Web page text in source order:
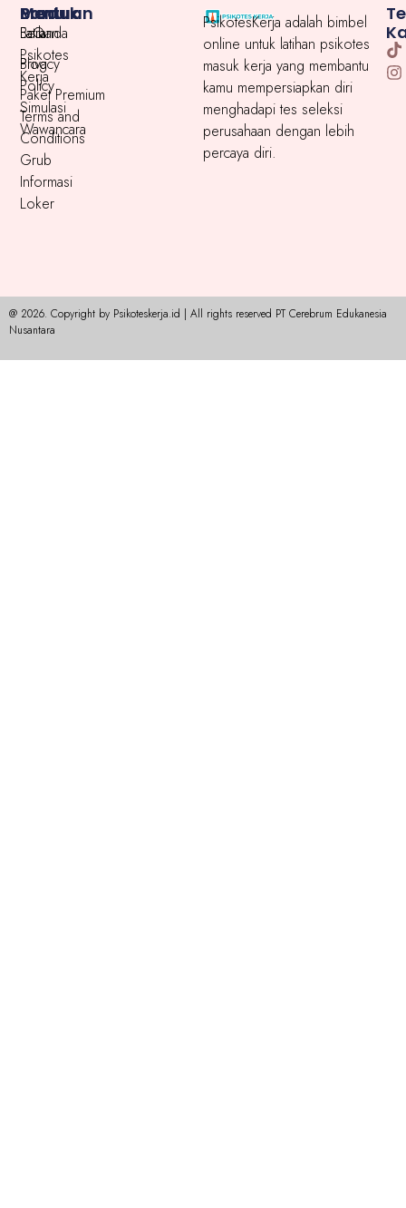
PsikotesKerja adalah bimbel
online untuk latihan psikotes
masuk kerja yang membantu
kamu mempersiapkan diri
menghadapi tes seleksi
perusahaan dengan lebih
percaya diri.
Menu
Beranda
Blog
Paket Premium
Produk
Latihan
Psikotes
Kerja
Simulasi
Wawancara
Grub
Informasi
Loker
Bantuan
FaQ
Privacy
Policy
Terms and
Conditions
@ 2026. Copyright by Psikoteskerja.id | All rights reserved PT Cerebrum Edukanesia
Nusantara​